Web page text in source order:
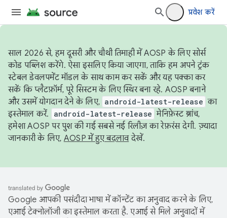
प्रवेश करें
साल 2026 से, हम दूसरी और चौथी तिमाही में AOSP के लिए सोर्स
कोड पब्लिश करेंगे. ऐसा इसलिए किया जाएगा, ताकि हम अपने ट्रंक
स्टेबल डेवलपमेंट मॉडल के साथ काम कर सकें और यह पक्का कर
सकें कि प्लैटफ़ॉर्म, पूरे सिस्टम के लिए स्थिर बना रहे. AOSP बनाने
और उसमें योगदान देने के लिए, android-latest-release का
इस्तेमाल करें.
android-latest-release मेनिफ़ेस्ट ब्रांच,
हमेशा AOSP पर पुश की गई सबसे नई रिलीज़ का रेफ़रंस देगी. ज़्यादा
जानकारी के लिए, AOSP में हुए बदलावदेखें.
Google आपकी पसंदीदा भाषा में कॉन्टेंट का अनुवाद करने के लिए,
एआई टेक्नोलॉजी का इस्तेमाल करता है. एआई से मिले अनुवादों में